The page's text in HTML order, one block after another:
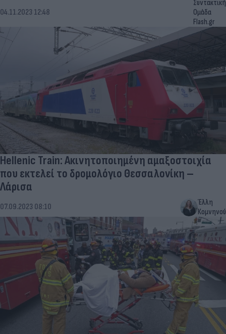
04.11.2023 12:48
Συντακτική
Ομάδα
Flash.gr
Hellenic Train: Ακινητοποιημένη αμαξοστοιχία
που εκτελεί το δρομολόγιο Θεσσαλονίκη –
Λάρισα
07.09.2023 08:10
Έλλη
Κομνηνού